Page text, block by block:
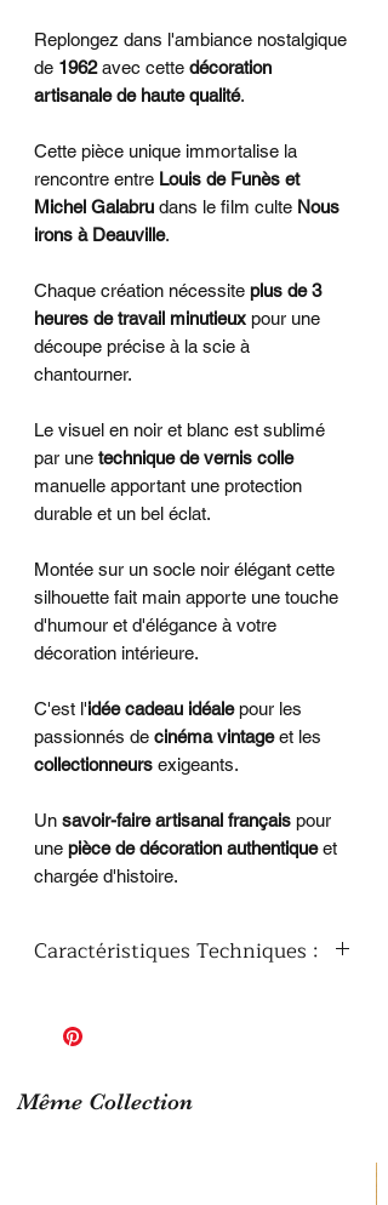
Replongez dans l'ambiance nostalgique
de 1962avec cette décoration
artisanale de haute qualité.
Cette pièce unique immortalise la
rencontre entre Louis de Funès et
Michel Galabru dans le film culte Nous
irons à Deauville.
Chaque création nécessite plus de 3
heures de travail minutieux pour une
découpe précise à la scie à
chantourner.
Le visuel en noir et blanc est sublimé
par une technique de vernis colle
manuelle apportant une protection
durable et un bel éclat.
Montée sur un socle noir élégant cette
silhouette fait main apporte une touche
d'humour et d'élégance à votre
décoration intérieure.
C'est l'idée cadeau idéalepour les
passionnés de cinéma vintageet les
collectionneurs exigeants.
Un savoir-faire artisanal français pour
une pièce de décoration authentiqueet
chargée d'histoire.
Caractéristiques Techniques :
Michel Galabru en 1962
Artisanat
Fonction: Parfait pour la décoration
Même Collection